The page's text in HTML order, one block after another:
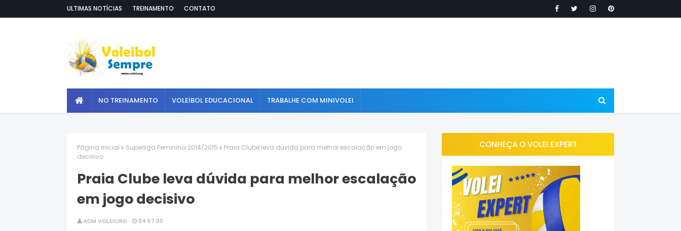
ULTIMAS NOTÍCIAS TREINAMENTO CONTATO
NO TREINAMENTO VOLEIBOL EDUCACIONAL TRABALHE COM MINIVOLEI
Página inicial Superliga Feminina 2014/2015
Praia Clube leva dúvida para melhor escalação em jogo
decisivo
Praia Clube leva dúvida para melhor escalação
em jogo decisivo
ADM VOLEIORG 04:57:00
CONHEÇA O VOLEI EXPERT